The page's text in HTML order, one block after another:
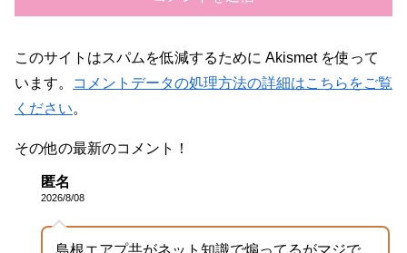
このサイトはスパムを低減するために Akismet を使って
います。
コメントデータの処理方法の詳細はこちらをご覧
ください。
その他の最新のコメント！
匿名
2026/8/08
島根エアプ共がネット知識で煽ってるがマジで